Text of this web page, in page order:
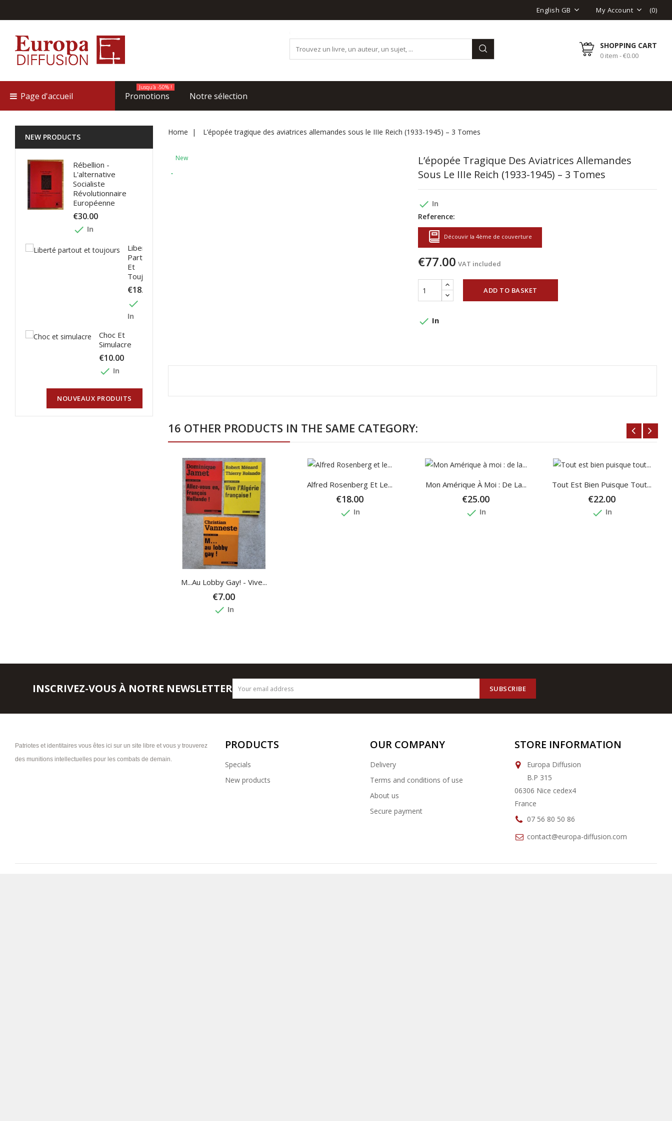
English GB My Account (0)
SHOPPING CART
0 item - €0.00
Page d'accueil Promotions
Jusqu'à -50% !
Notre sélection
NEW PRODUCTS
Rébellion -
L'alternative
Socialiste
Révolutionnaire
Européenne
€30.00
done In
Liberté
Partout
Et
Toujours
€18.00
done
In
Choc Et
Simulacre
€10.00
done In
NOUVEAUX PRODUITS
Home L’épopée tragique des aviatrices allemandes sous le IIIe Reich (1933-1945) – 3 Tomes
New
L’épopée Tragique Des Aviatrices Allemandes
Sous Le IIIe Reich (1933-1945) – 3 Tomes
done In
Reference:
Découvir la 4ème de couverture
€77.00 VAT included
ADD TO BASKET
done In
16 OTHER PRODUCTS IN THE SAME CATEGORY:
M...au Lobby Gay! - Vive...
€7.00
done In
Alfred Rosenberg Et Le...
€18.00
done In
Mon Amérique À Moi : De La...
€25.00
done In
Tout Est Bien Puisque Tout...
€22.00
done In
INSCRIVEZ-VOUS À NOTRE NEWSLETTER
Patriotes et identitaires vous êtes ici sur un site libre et vous y trouverez
des munitions intellectuelles pour les combats de demain.
PRODUCTS
Specials
New products
OUR COMPANY
Delivery
Terms and conditions of use
About us
Secure payment
STORE INFORMATION
Europa Diffusion
B.P 315
06306 Nice cedex4
France
07 56 80 50 86
contact@europa-diffusion.com